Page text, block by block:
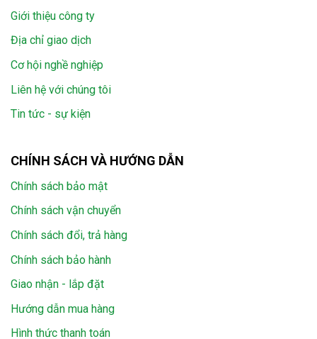
Giới thiệu công ty
Địa chỉ giao dịch
Cơ hội nghề nghiệp
Liên hệ với chúng tôi
Tin tức - sự kiện
CHÍNH SÁCH VÀ HƯỚNG DẪN
Chính sách bảo mật
Chính sách vận chuyển
Chính sách đổi, trả hàng
Chính sách bảo hành
Giao nhận - lắp đặt
Hướng dẫn mua hàng
Hình thức thanh toán